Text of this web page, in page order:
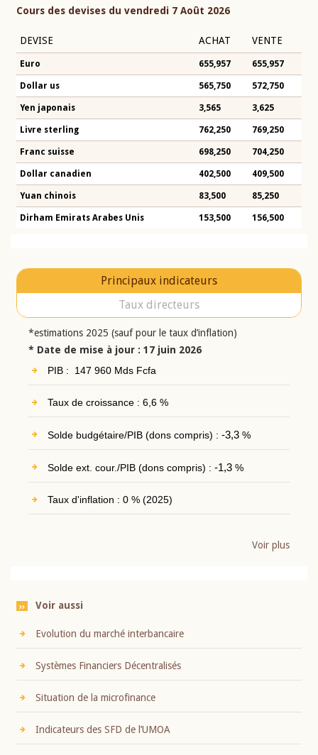
Cours des devises du vendredi 7 Août 2026
DEVISE ACHAT VENTE
Euro 655,957 655,957
Dollar us 565,750 572,750
Yen japonais 3,565 3,625
Livre sterling 762,250 769,250
Franc suisse 698,250 704,250
Dollar canadien 402,500 409,500
Yuan chinois 83,500 85,250
Dirham Emirats Arabes Unis 153,500 156,500
Principaux indicateurs
Taux directeurs
*estimations 2025 (sauf pour le taux d’inflation)
* Date de mise à jour : 17 juin 2026
PIB : 147 960 Mds Fcfa
Taux de croissance : 6,6 %
Solde budgétaire/PIB (dons compris) : -3,3%
Solde ext. cour./PIB (dons compris) : -1,3%
Taux d'inflation : 0 % (2025)
Voir plus
Voir aussi
Evolution du marché interbancaire
Systèmes Financiers Décentralisés
Situation de la microfinance
Indicateurs des SFD de l’UMOA